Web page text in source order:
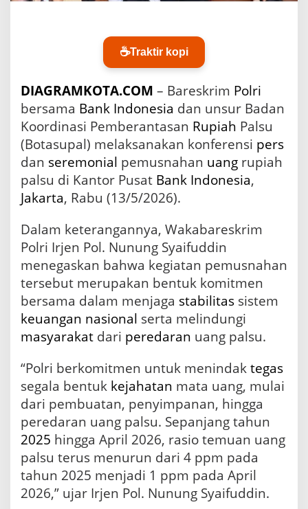
a
n
4
6
5
5
e
b
a
r
U
a
n
g
R
u
p
a
h
a
l
s
,
P
e
r
☕Traktir kopi
DIAGRAMKOTA.COM – Bareskrim Polri
bersama Bank Indonesia dan unsur Badan
Koordinasi Pemberantasan Rupiah Palsu
(Botasupal) melaksanakan konferensi pers
dan seremonial pemusnahan uang rupiah
palsu di Kantor Pusat Bank Indonesia,
Jakarta, Rabu (13/5/2026).
Dalam keterangannya, Wakabareskrim
Polri Irjen Pol. Nunung Syaifuddin
menegaskan bahwa kegiatan pemusnahan
tersebut merupakan bentuk komitmen
bersama dalam menjaga stabilitas sistem
keuangan nasional serta melindungi
masyarakat dari peredaran uang palsu.
“Polri berkomitmen untuk menindaktegas
segala bentuk kejahatan mata uang, mulai
dari pembuatan, penyimpanan, hingga
peredaran uang palsu. Sepanjang tahun
2025 hingga April 2026, rasio temuan uang
palsu terus menurun dari 4 ppm pada
tahun 2025 menjadi 1 ppm pada April
2026,” ujar Irjen Pol. Nunung Syaifuddin.